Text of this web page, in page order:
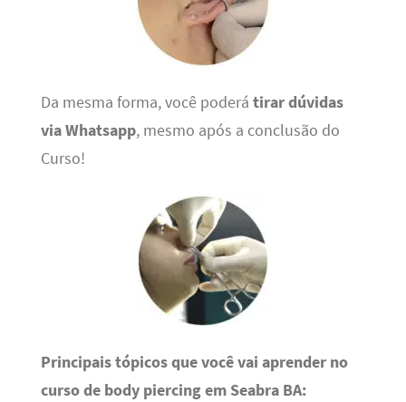
Da mesma forma, você poderá tirar dúvidas
via Whatsapp, mesmo após a conclusão do
Curso!
Principais tópicos que você vai aprender no
curso de body piercing em Seabra BA: